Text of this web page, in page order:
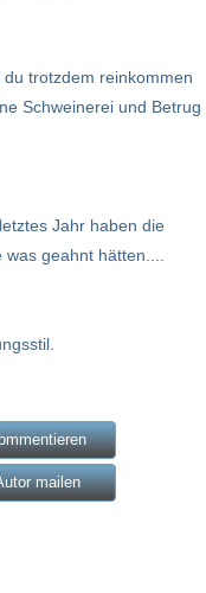
trotzdem reinkommen
Schweinerei und Betrug
Jahr haben die
was geahnt hätten....
mailen